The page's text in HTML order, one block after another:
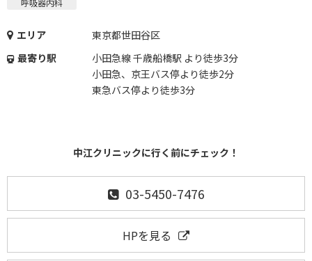
呼吸器内科
エリア
東京都世田谷区
最寄り駅
小田急線 千歳船橋駅 より徒歩3分
小田急、京王バス停より徒歩2分
東急バス停より徒歩3分
中江クリニックに行く前にチェック！
03-5450-7476
HPを見る